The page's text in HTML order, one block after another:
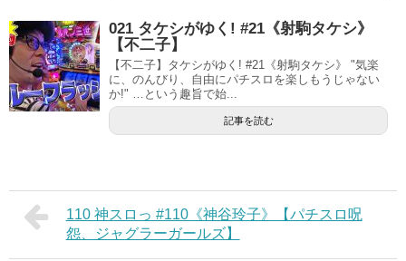
021 タケシがゆく! #21《射駒タケシ》
【不二子】
【不二子】タケシがゆく! #21《射駒タケシ》 "気楽
に、のんびり、自由にパチスロを楽しもうじゃない
か!" …という趣旨で始...
記事を読む
110 神スロっ #110《神谷玲子》【パチスロ呪
怨、ジャグラーガールズ】